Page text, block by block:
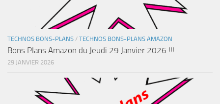
TECHNOS BONS-PLANS / TECHNOS BONS-PLANS AMAZON
Bons Plans Amazon du Jeudi 29 Janvier 2026 !!!
29 JANVIER 2026